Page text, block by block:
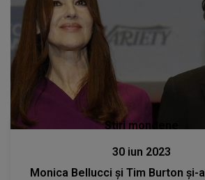
Stiri mondene
30 iun 2023
Monica Bellucci și Tim Burton și-